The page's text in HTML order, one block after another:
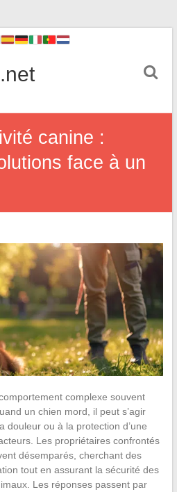
canine :
face à un
complexe souvent
un chien mord, il peut s’agir
douleur ou à la protection d’une
Les propriétaires confrontés
désemparés, cherchant des
tout en assurant la sécurité des
Les réponses passent par